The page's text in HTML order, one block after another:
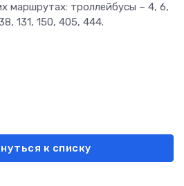
маршрутах: троллейбусы – 4, 6,
131, 150, 405, 444.
к списку